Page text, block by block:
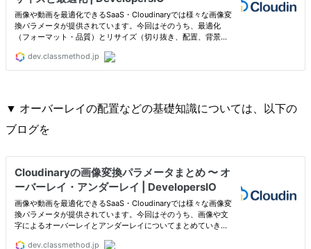
▼ オーバーレイの配置などの基礎知識については、以下の
ブログを